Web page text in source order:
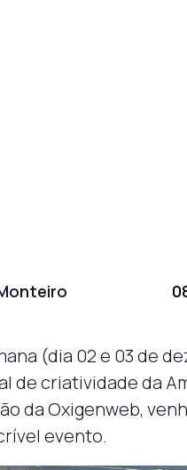
(dia 02 e 03 de
de criatividade da
da Oxigenweb,
evento.